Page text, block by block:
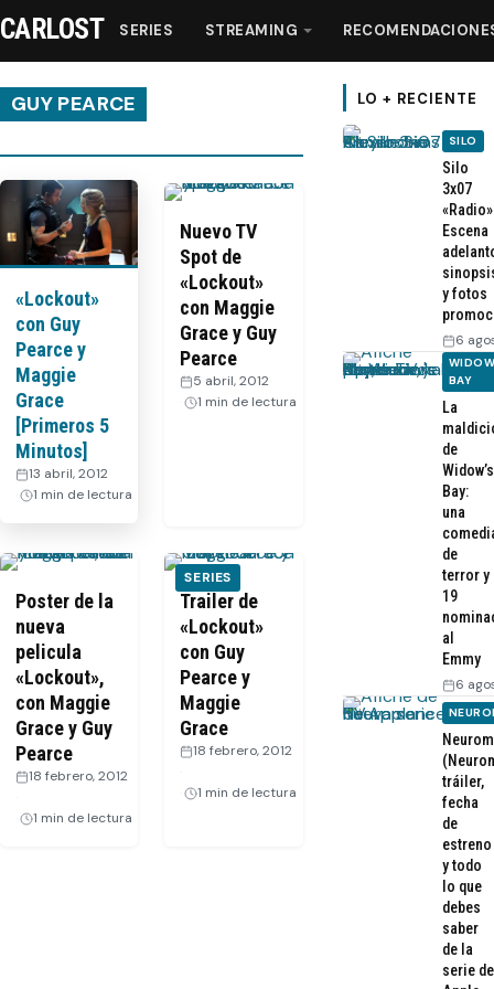
Streaming
Recomendaciones
Videos
Webisodios
CARLOST SERIES STREAMING
GUY PEARCE
«Lockout»
con Guy
Pearce y
Maggie
Grace
[Primeros 5
Minutos]
13 abril, 2012
1 min de lectura
Nuevo TV
Spot de
«Lockout»
con Maggie
Grace y Guy
Pearce
5 abril, 2012
1 min de lectura
Poster de la
nueva
pelicula
«Lockout»,
con Maggie
Grace y Guy
Pearce
18 febrero, 2012
1 min de lectura
SERIES
Trailer de
«Lockout»
con Guy
Pearce y
Maggie
Grace
18 febrero, 2012
1 min de lectura
LO + RECIENTE
SILO
Silo
3x07
Escena
y fotos
6
BAY
La
de
Widow’s
Bay:
una
de
terror y
19
al
Emmy
6
tráiler,
fecha
de
estreno
y todo
lo que
debes
saber
de la
serie de